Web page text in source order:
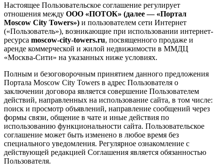
Настоящее Пользовательское соглашение регулирует
отношения между ООО «ПОТОК» (далее — «Портал
Moscow City Towers») и пользователем сети Интернет
(«Пользователь»), возникающие при использовании интернет-
ресурса moscow-city-towers.ru, посвященного продаже и
аренде коммерческой и жилой недвижимости в ММДЦ
«Москва-Сити» на указанных ниже условиях.
Полным и безоговорочным принятием данного предложения
Портала Moscow City Towers в адрес Пользователя о
заключении договора является совершение Пользователем
действий, направленных на использование сайта, в том числе:
поиск и просмотр объявлений, направление сообщений через
формы связи, общение в чате и иные действия по
использованию функциональности сайта. Пользовательское
соглашение может быть изменено в любое время без
специального уведомления. Регулярное ознакомление с
действующей редакцией Соглашения является обязанностью
Пользователя.